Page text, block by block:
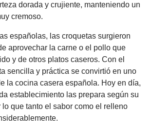
dorada y crujiente, manteniendo un
cremoso.
españolas, las croquetas surgieron
aprovechar la carne o el pollo que
y de otros platos caseros. Con el
sencilla y práctica se convirtió en uno
la cocina casera española. Hoy en día,
establecimiento las prepara según su
lo que tanto el sabor como el relleno